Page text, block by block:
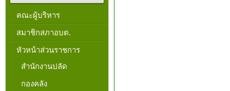
คณะผู้บริหาร
สมาชิกสภาอบต.
หัวหน้าส่วนราชการ
สำนักงานปลัด
กองคลัง